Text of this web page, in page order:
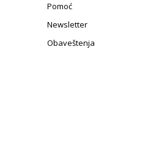
Pomoć
Newsletter
Obaveštenja